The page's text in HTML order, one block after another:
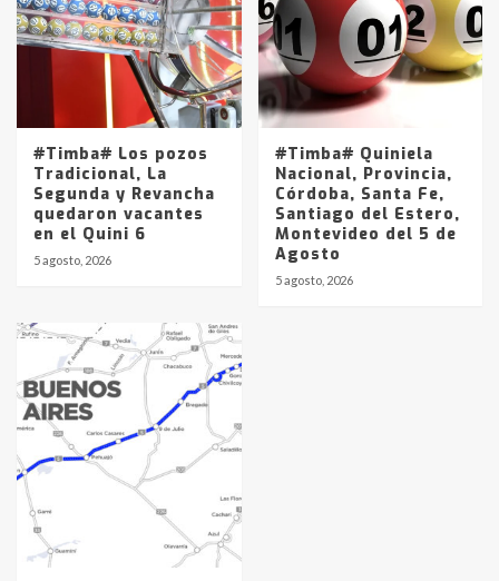
#Timba# Los pozos
Tradicional, La
Segunda y Revancha
quedaron vacantes
en el Quini 6
5 agosto, 2026
#Timba# Quiniela
Nacional, Provincia,
Córdoba, Santa Fe,
Santiago del Estero,
Montevideo del 5 de
Agosto
5 agosto, 2026